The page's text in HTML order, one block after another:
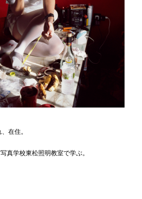
在住。
真学校東松照明教室で学ぶ。